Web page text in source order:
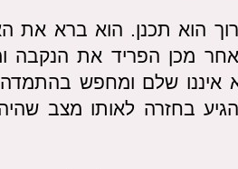
הוא תכנן. הוא ברא את
מכן הפריד את הנקבה
איננו שלם ומחפש
בחזרה לאותו מצב